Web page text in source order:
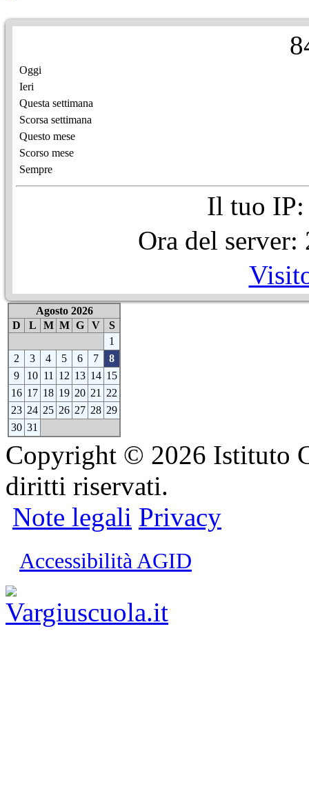
8
Oggi
Ieri
Questa settimana
Scorsa settimana
Questo mese
Scorso mese
Sempre
Il tuo IP:
Ora del
Agosto 2026
D
L M M G V
S
1
2
3 4 5 6 7
8
9
10 11 12 13 14 15
16 17 18 19 20 21
22
23 24 25 26 27 28 29
30 31
Copyright © 2026 Istituto
diritti riservati.
Note legali Privacy
Accessibilità AGID